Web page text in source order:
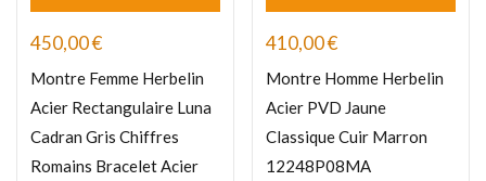
450,00€
Montre Femme Herbelin
Acier Rectangulaire Luna
Cadran Gris Chiffres
Romains Bracelet Acier
410,00€
Montre Homme Herbelin
Acier PVD Jaune
Classique Cuir Marron
12248P08MA